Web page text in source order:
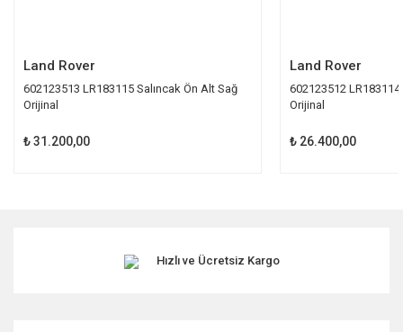
Land Rover
602123513 LR183115 Salıncak Ön Alt Sağ
Orijinal
₺ 31.200,00
Land Rover
602123512
Orijinal
₺ 26.400,00
Hızlı ve Ücretsiz Kargo